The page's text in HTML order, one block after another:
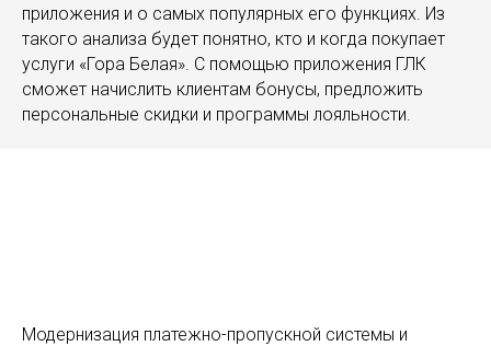
приложения и о самых популярных его функциях. Из
такого анализа будет понятно, кто и когда покупает
услуги «Гора Белая». С помощью приложения ГЛК
сможет начислить клиентам бонусы, предложить
персональные скидки и программы лояльности.
Модернизация платежно-пропускной системы и